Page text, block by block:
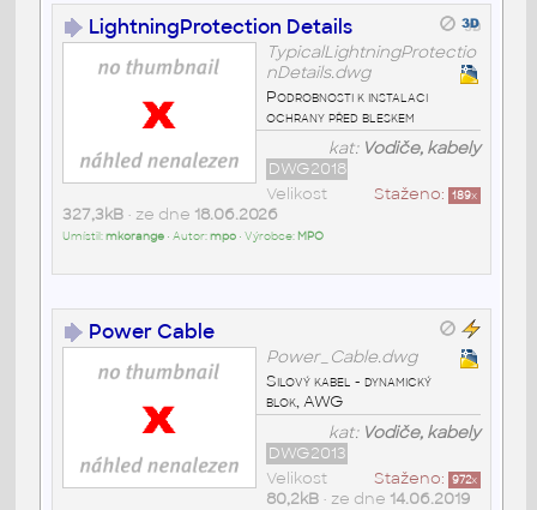
LightningProtection Details
TypicalLightningProtectio
nDetails.dwg
Podrobnosti k instalaci
ochrany před bleskem
kat: Vodiče, kabely
DWG2018
Staženo: 189x
Velikost
327,3kB• ze dne 18.06.2026
Umístil:mkorange• Autor:mpo• Výrobce: MPO
Power Cable
Power_Cable.dwg
Silový kabel - dynamický
blok, AWG
kat: Vodiče, kabely
DWG2013
Staženo: 972x
Velikost
80,2kB• ze dne 14.06.2019